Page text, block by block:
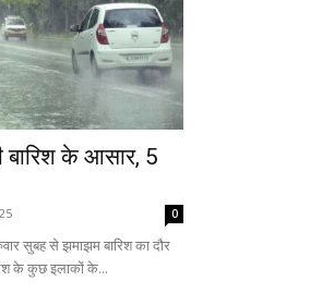
बारिश के आसार, 5
0
सुबह से झमाझम बारिश का दौर
के कुछ इलाकों के...